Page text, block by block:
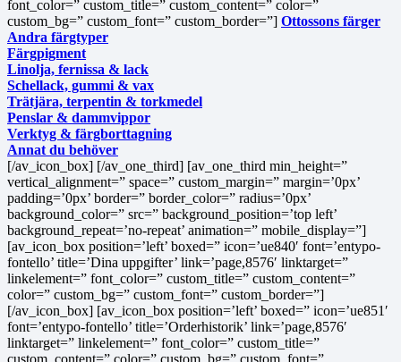
font_color=” custom_title=” custom_content=” color=”
custom_bg=” custom_font=” custom_border=”] Ottossons färger
Andra färgtyper
Färgpigment
Linolja, fernissa & lack
Schellack, gummi & vax
Trätjära, terpentin & torkmedel
Penslar & dammvippor
Verktyg & färgborttagning
Annat du behöver
[/av_icon_box] [/av_one_third] [av_one_third min_height=”
vertical_alignment=” space=” custom_margin=” margin=’0px’
padding=’0px’ border=” border_color=” radius=’0px’
background_color=” src=” background_position=’top left’
background_repeat=’no-repeat’ animation=” mobile_display=”]
[av_icon_box position=’left’ boxed=” icon=’ue840′ font=’entypo-
fontello’ title=’Dina uppgifter’ link=’page,8576′ linktarget=”
linkelement=” font_color=” custom_title=” custom_content=”
color=” custom_bg=” custom_font=” custom_border=”]
[/av_icon_box] [av_icon_box position=’left’ boxed=” icon=’ue851′
font=’entypo-fontello’ title=’Orderhistorik’ link=’page,8576′
linktarget=” linkelement=” font_color=” custom_title=”
custom_content=” color=” custom_bg=” custom_font=”